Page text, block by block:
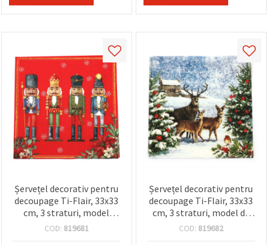
Șervețel decorativ pentru
decoupage Ti-Flair, 33x33
cm, 3 straturi, model
Cvartet Spărgătorul de
COD: 819681
Șervețel decorativ pentru
decoupage Ti-Flair, 33x33
cm, 3 straturi, model de
Crăciun cu trei cerbi – 1
COD: 819682